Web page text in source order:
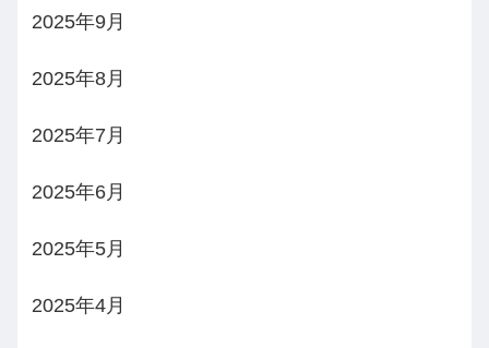
2025年9月
2025年8月
2025年7月
2025年6月
2025年5月
2025年4月